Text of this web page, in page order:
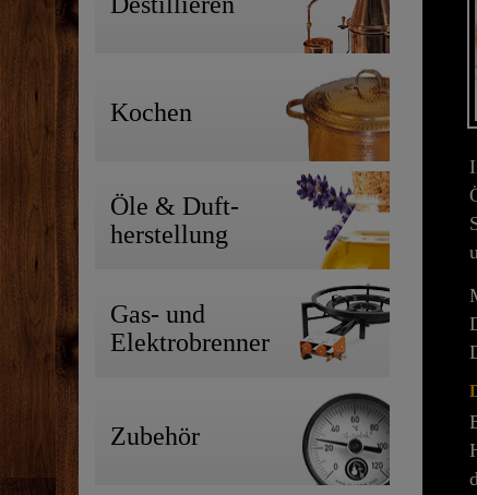
Kochen
Öle & Duft-
herstellung
Gas- und
Elektrobrenner
Zubehör